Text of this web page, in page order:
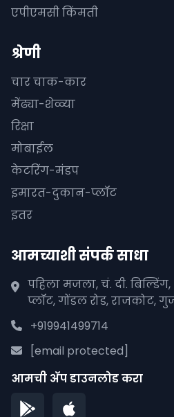
एपीएमसी किंमती
श्रेणी
चार चाक-कार
मेंढ्या-शेळ्या
रिक्षा
मोबाईल
केटरिंग-मंडप
इमारत-दुकान-प्लॉट
इतर
आमच्याशी संपर्क साधा
पहिला मजला, चं. दी.
प्लॉट, गोंडल रोड, राजकोट,
+919941499714
[email protected]
आमची अ‍ॅप डाउनलोड करा